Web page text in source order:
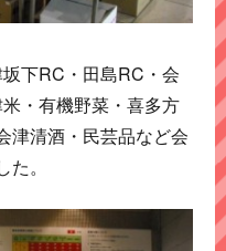
下RC・田島RC・会
・有機野菜・喜多方
津清酒・民芸品など会
。